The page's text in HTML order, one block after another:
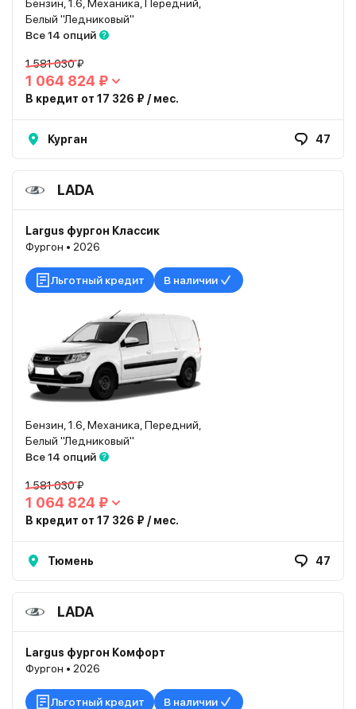
Бензин, 1.6, Механика, Передний,
Белый "Ледниковый"
Все 14 опций
1 581 030 ₽
1 064 824 ₽
В кредит от 17 326 ₽ / мес.
Курган 47
LADA
Largus фургон Классик
Фургон • 2026
Льготный кредит В наличии
Бензин, 1.6, Механика, Передний,
Белый "Ледниковый"
Все 14 опций
1 581 030 ₽
1 064 824 ₽
В кредит от 17 326 ₽ / мес.
Тюмень 47
LADA
Largus фургон Комфорт
Фургон • 2026
Льготный кредит В наличии